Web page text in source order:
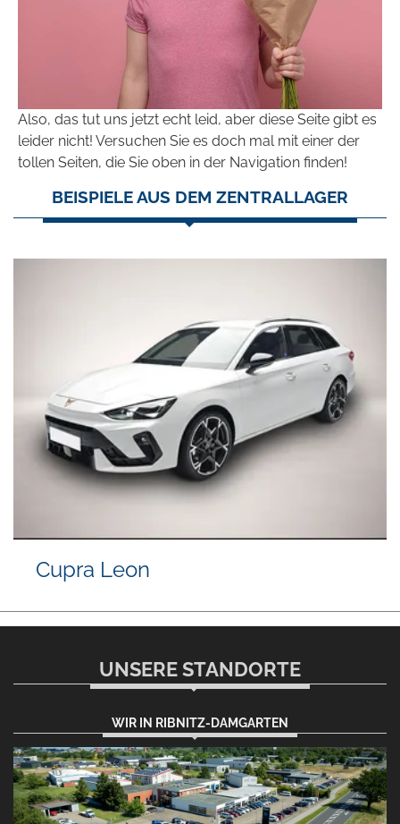
Also, das tut uns jetzt echt leid, aber diese Seite gibt es
leider nicht! Versuchen Sie es doch mal mit einer der
tollen Seiten, die Sie oben in der Navigation finden!
BEISPIELE AUS DEM ZENTRALLAGER
Cupra Leon
UNSERE STANDORTE
WIR IN RIBNITZ-DAMGARTEN